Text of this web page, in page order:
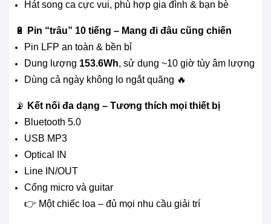
Hát song ca cực vui, phù hợp gia đình & bạn bè
🔋
Pin “trâu” 10 tiếng – Mang đi đâu cũng chiến
Pin LFP an toàn & bền bỉ
Dung lượng 153.6Wh, sử dụng ~10 giờ tùy âm lượng
Dùng cả ngày không lo ngắt quãng 🔥
📡 Kết nối đa dạng – Tương thích mọi thiết bị
Bluetooth 5.0
USB MP3
Optical IN
Line IN/OUT
Cổng micro và guitar
👉 Một chiếc loa – đủ mọi nhu cầu giải trí